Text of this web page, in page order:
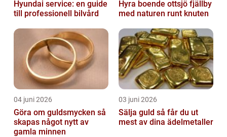
Hyundai service: en guide
till professionell bilvård
Hyra boende ottsjö fjällby
med naturen runt knuten
04 juni 2026
Göra om guldsmycken så
skapas något nytt av
gamla minnen
03 juni 2026
Sälja guld så får du ut
mest av dina ädelmetaller